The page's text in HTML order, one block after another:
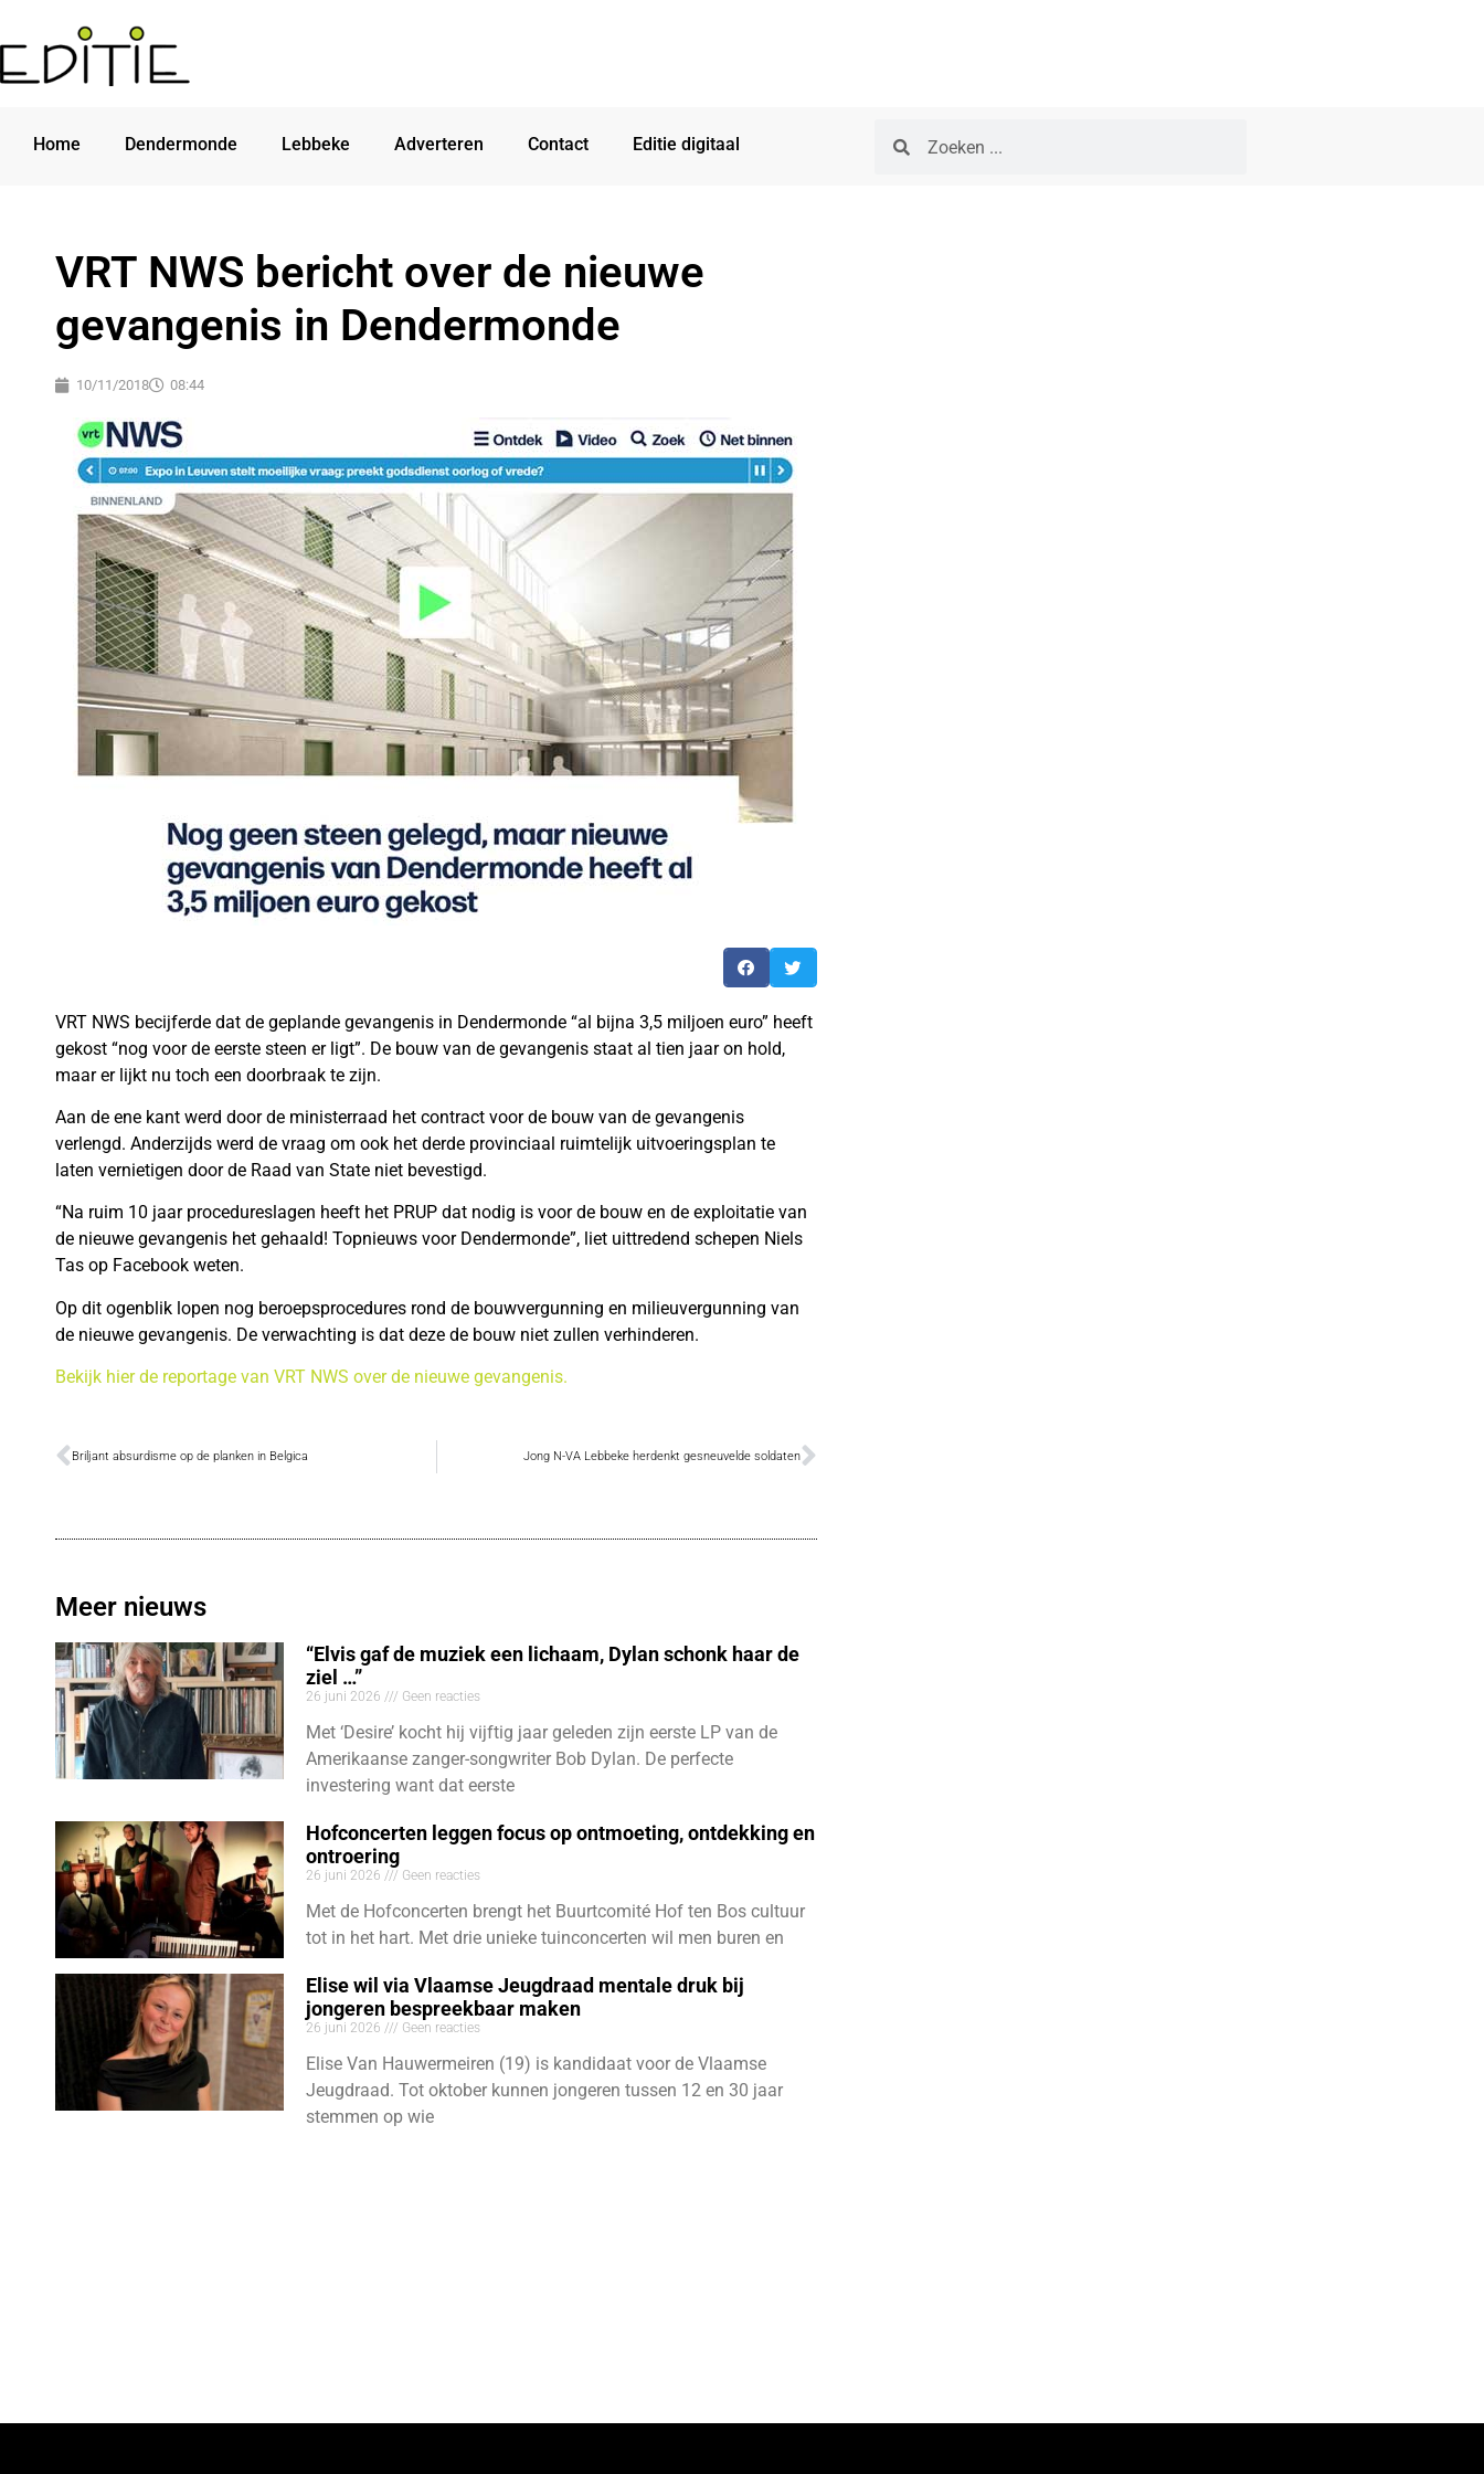
Home Dendermonde Lebbeke Adverteren Contact Editie digitaal
VRT NWS bericht over de nieuwe
gevangenis in Dendermonde
10/11/2018 08:44
VRT NWS becijferde dat de geplande gevangenis in Dendermonde “al bijna 3,5 miljoen euro” heeft
gekost “nog voor de eerste steen er ligt”. De bouw van de gevangenis staat al tien jaar on hold,
maar er lijkt nu toch een doorbraak te zijn.
Aan de ene kant werd door de ministerraad het contract voor de bouw van de gevangenis
verlengd. Anderzijds werd de vraag om ook het derde provinciaal ruimtelijk uitvoeringsplan te
laten vernietigen door de Raad van State niet bevestigd.
“Na ruim 10 jaar procedureslagen heeft het PRUP dat nodig is voor de bouw en de exploitatie van
de nieuwe gevangenis het gehaald! Topnieuws voor Dendermonde”, liet uittredend schepen Niels
Tas op Facebook weten.
Op dit ogenblik lopen nog beroepsprocedures rond de bouwvergunning en milieuvergunning van
de nieuwe gevangenis. De verwachting is dat deze de bouw niet zullen verhinderen.
Bekijk hier de reportage van VRT NWS over de nieuwe gevangenis.
Briljant absurdisme op de planken in Belgica Jong N-VA Lebbeke herdenkt gesneuvelde soldaten
Meer nieuws
“Elvis gaf de muziek een lichaam, Dylan schonk haar de
ziel …”
26 juni 2026 Geen reacties
Met ‘Desire’ kocht hij vijftig jaar geleden zijn eerste LP van de
Amerikaanse zanger-songwriter Bob Dylan. De perfecte
investering want dat eerste
Hofconcerten leggen focus op ontmoeting, ontdekking en
ontroering
26 juni 2026 Geen reacties
Met de Hofconcerten brengt het Buurtcomité Hof ten Bos cultuur
tot in het hart. Met drie unieke tuinconcerten wil men buren en
Elise wil via Vlaamse Jeugdraad mentale druk bij
jongeren bespreekbaar maken
26 juni 2026 Geen reacties
Elise Van Hauwermeiren (19) is kandidaat voor de Vlaamse
Jeugdraad. Tot oktober kunnen jongeren tussen 12 en 30 jaar
stemmen op wie